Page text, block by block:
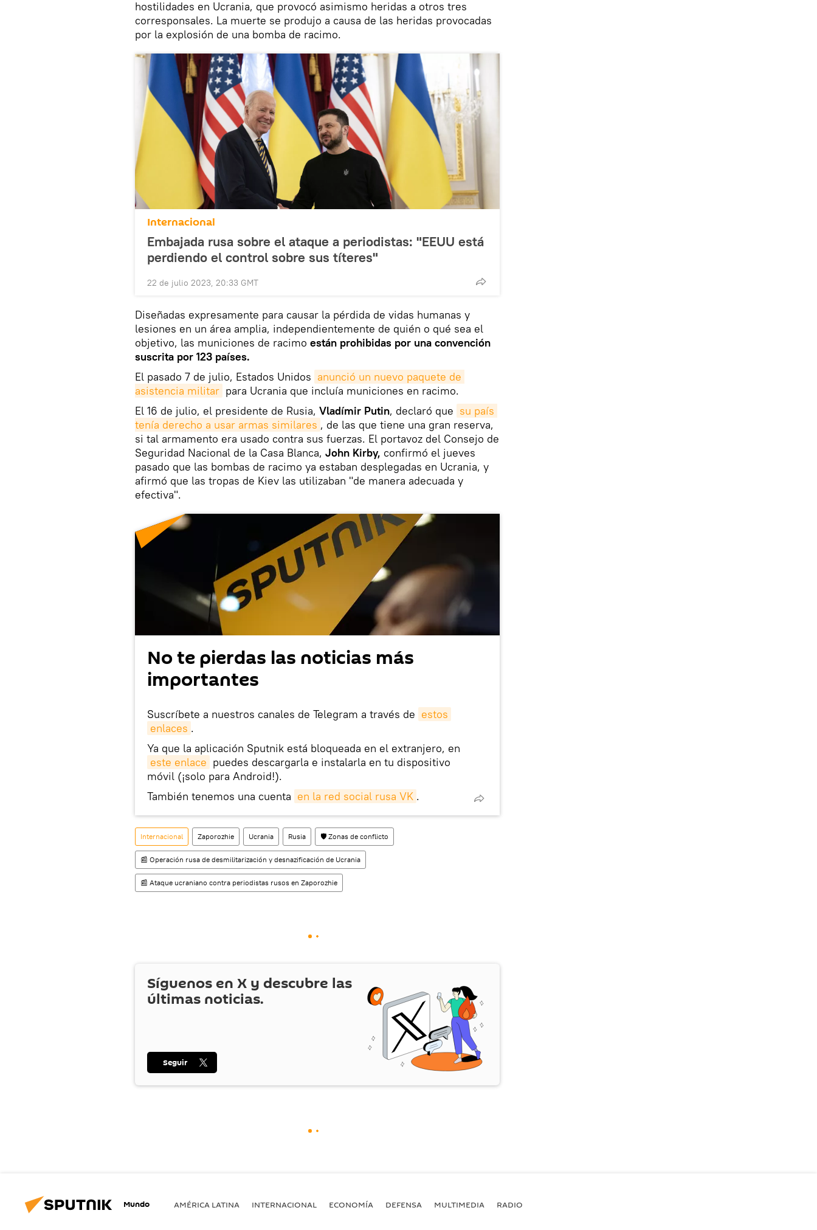
hostilidades en Ucrania, que provocó asimismo heridas a otros tres
corresponsales. La muerte se produjo a causa de las heridas provocadas
por la explosión de una bomba de racimo.
Internacional
Embajada rusa sobre el ataque a periodistas: "EEUU está
perdiendo el control sobre sus títeres"
22 de julio 2023, 20:33 GMT
Diseñadas expresamente para causar la pérdida de vidas humanas y
lesiones en un área amplia, independientemente de quién o qué sea el
objetivo, las municiones de racimo están prohibidas por una convención
suscrita por 123 países.
El pasado 7 de julio, Estados Unidos anunció un nuevo paquete de
asistencia militar para Ucrania que incluía municiones en racimo.
El 16 de julio, el presidente de Rusia, Vladímir Putin, declaró que su país
tenía derecho a usar armas similares , de las que tiene una gran reserva,
si tal armamento era usado contra sus fuerzas. El portavoz del Consejo de
Seguridad Nacional de la Casa Blanca, John Kirby, confirmó el jueves
pasado que las bombas de racimo ya estaban desplegadas en Ucrania, y
afirmó que las tropas de Kiev las utilizaban "de manera adecuada y
efectiva".
No te pierdas las noticias más
importantes
Suscríbete a nuestros canales de Telegram a través de estos
enlaces .
Ya que la aplicación Sputnik está bloqueada en el extranjero, en
este enlace puedes descargarla e instalarla en tu dispositivo
móvil (¡solo para Android!).
También tenemos una cuenta en la red social rusa VK .
Internacional Zaporozhie Ucrania Rusia 🛡️ Zonas de conflicto
📰 Operación rusa de desmilitarización y desnazificación de Ucrania
📰 Ataque ucraniano contra periodistas rusos en Zaporozhie
Síguenos en X y descubre las
últimas noticias.
Seguir
Mundo AMÉRICA LATINA INTERNACIONAL ECONOMÍA DEFENSA MULTIMEDIA RADIO